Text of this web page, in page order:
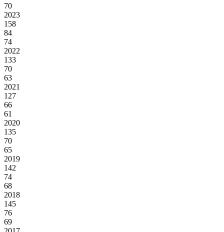
70
2023
158
84
74
2022
133
70
63
2021
127
66
61
2020
135
70
65
2019
142
74
68
2018
145
76
69